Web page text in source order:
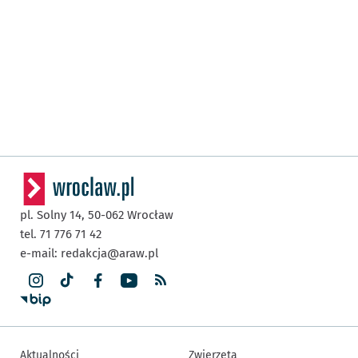
pl. Solny 14, 50-062 Wrocław
tel. 71 776 71 42
e-mail: redakcja@araw.pl
Aktualności Zwierzęta